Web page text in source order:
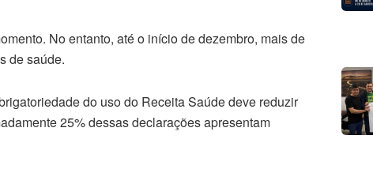
No entanto, até o início de dezembro, mais de
de saúde.
do uso do Receita Saúde deve reduzir
25% dessas declarações apresentam